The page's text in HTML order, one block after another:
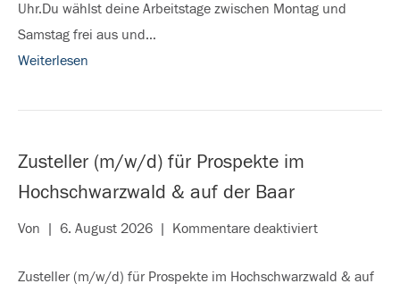
Kreis
Uhr.Du wählst deine Arbeitstage zwischen Montag und
Samstag frei aus und…
Weiterlesen
Zusteller (m/w/d) für Prospekte im
Hochschwarzwald & auf der Baar
Von | 6. August 2026 | Kommentare deaktiviertfür
(m/w/d)
Zusteller (m/w/d) für Prospekte im Hochschwarzwald & auf